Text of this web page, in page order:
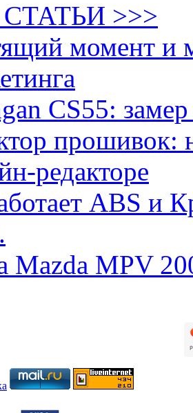
>>>
момент и
CS55:
прошивок:
редакторе
ABS и
Mazda MPV